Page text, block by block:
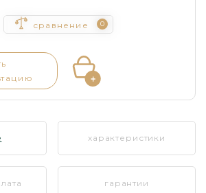
сравнение 0
характеристики
гарантии